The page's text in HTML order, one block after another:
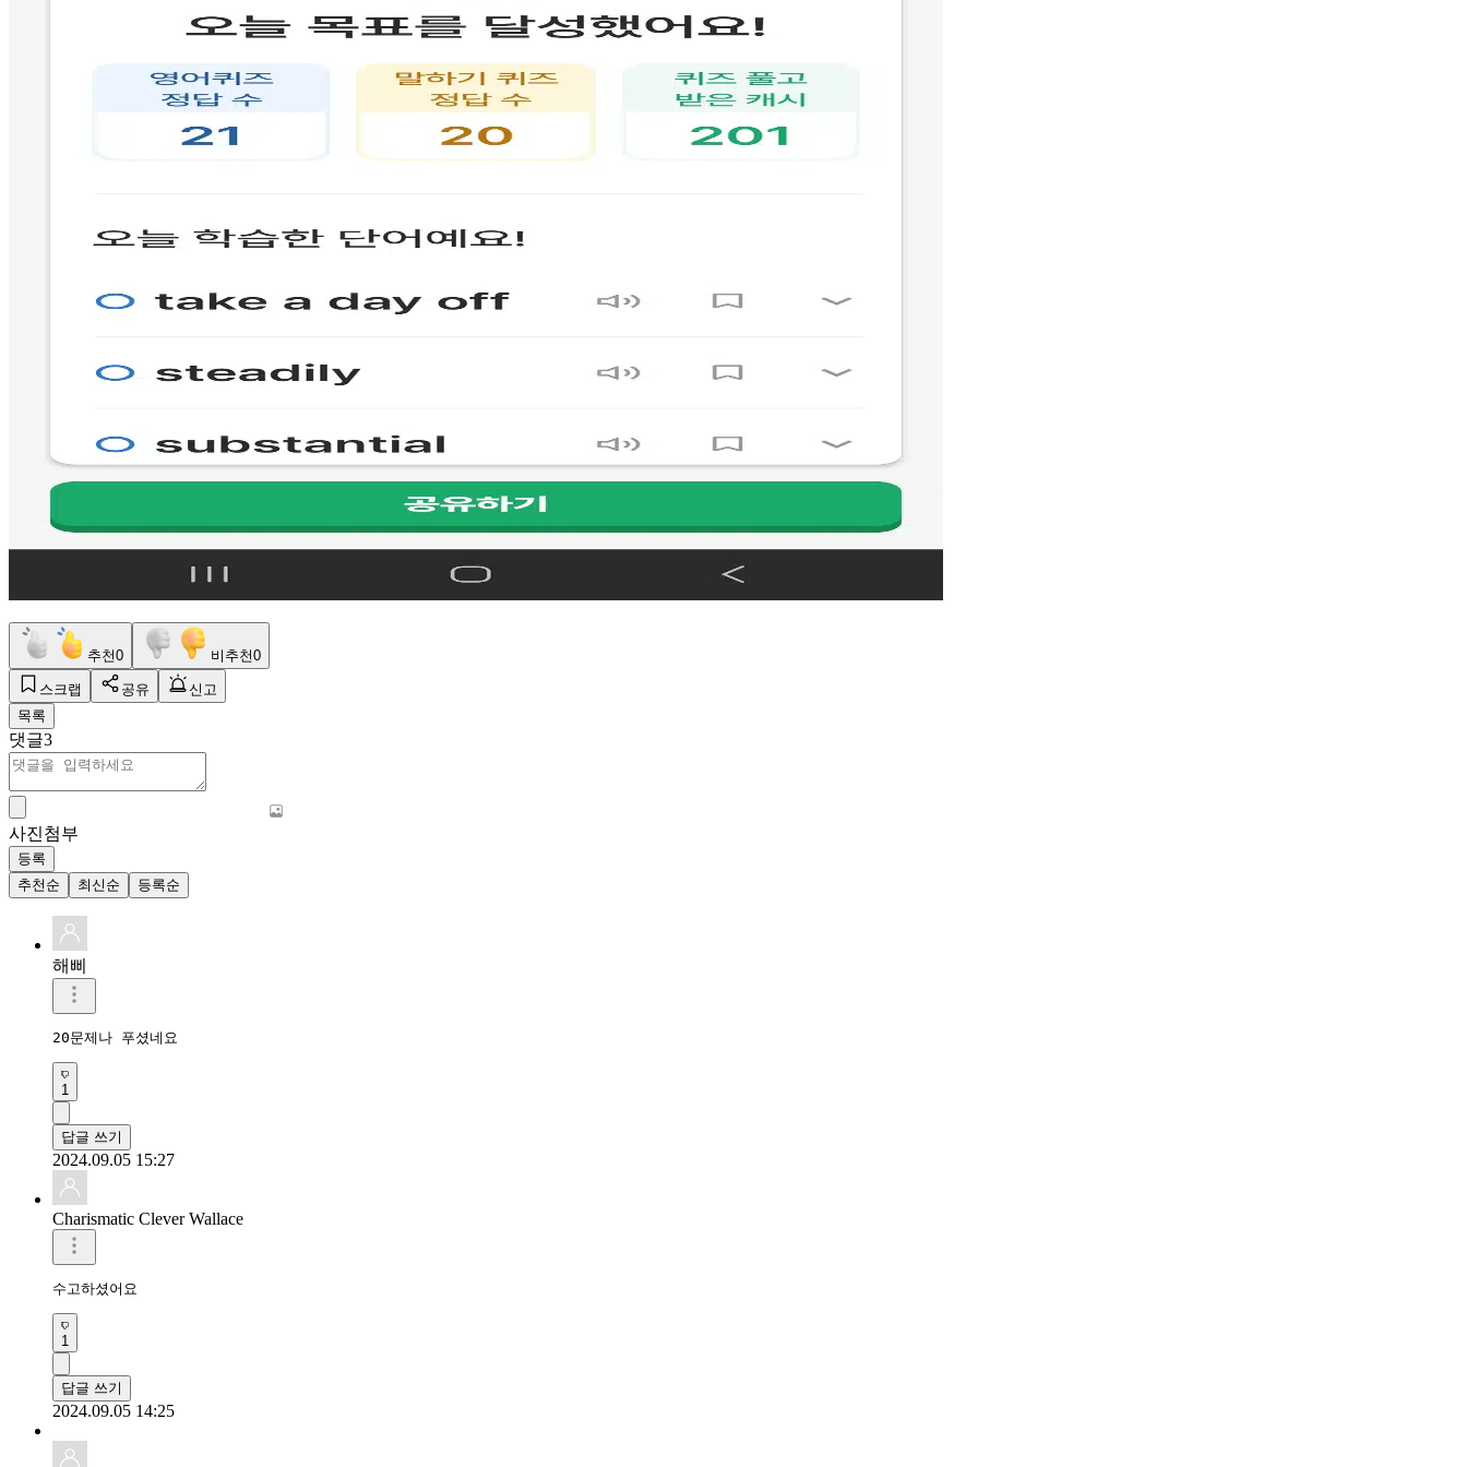
추천0 비추천0
스크랩 공유
신고
목록
댓글3
사진첨부
등록
추천순
최신순 등록순
해삐
20문제나 푸셨네요
1
답글 쓰기
2024.09.05 15:27
Charismatic Clever Wallace
수고하셨어요
1
답글 쓰기
2024.09.05 14:25